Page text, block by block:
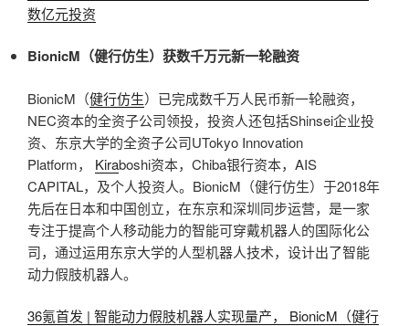
数亿元投资
BionicM（健行仿生）获数千万元新一轮融资
BionicM（健行仿生）已完成数千万人民币新一轮融资，
NEC资本的全资子公司领投，投资人还包括Shinsei企业投
资、东京大学的全资子公司UTokyo Innovation
Platform， Kiraboshi资本，Chiba银行资本，AIS
CAPITAL，及个人投资人。BionicM（健行仿生）于2018年
先后在日本和中国创立，在东京和深圳同步运营，是一家
专注于提高个人移动能力的智能可穿戴机器人的国际化公
司，通过运用东京大学的人型机器人技术，设计出了智能
动力假肢机器人。
36氪首发 | 智能动力假肢机器人实现量产， BionicM（健行